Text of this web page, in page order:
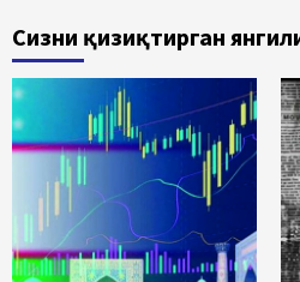
Сизни қизиқтирган